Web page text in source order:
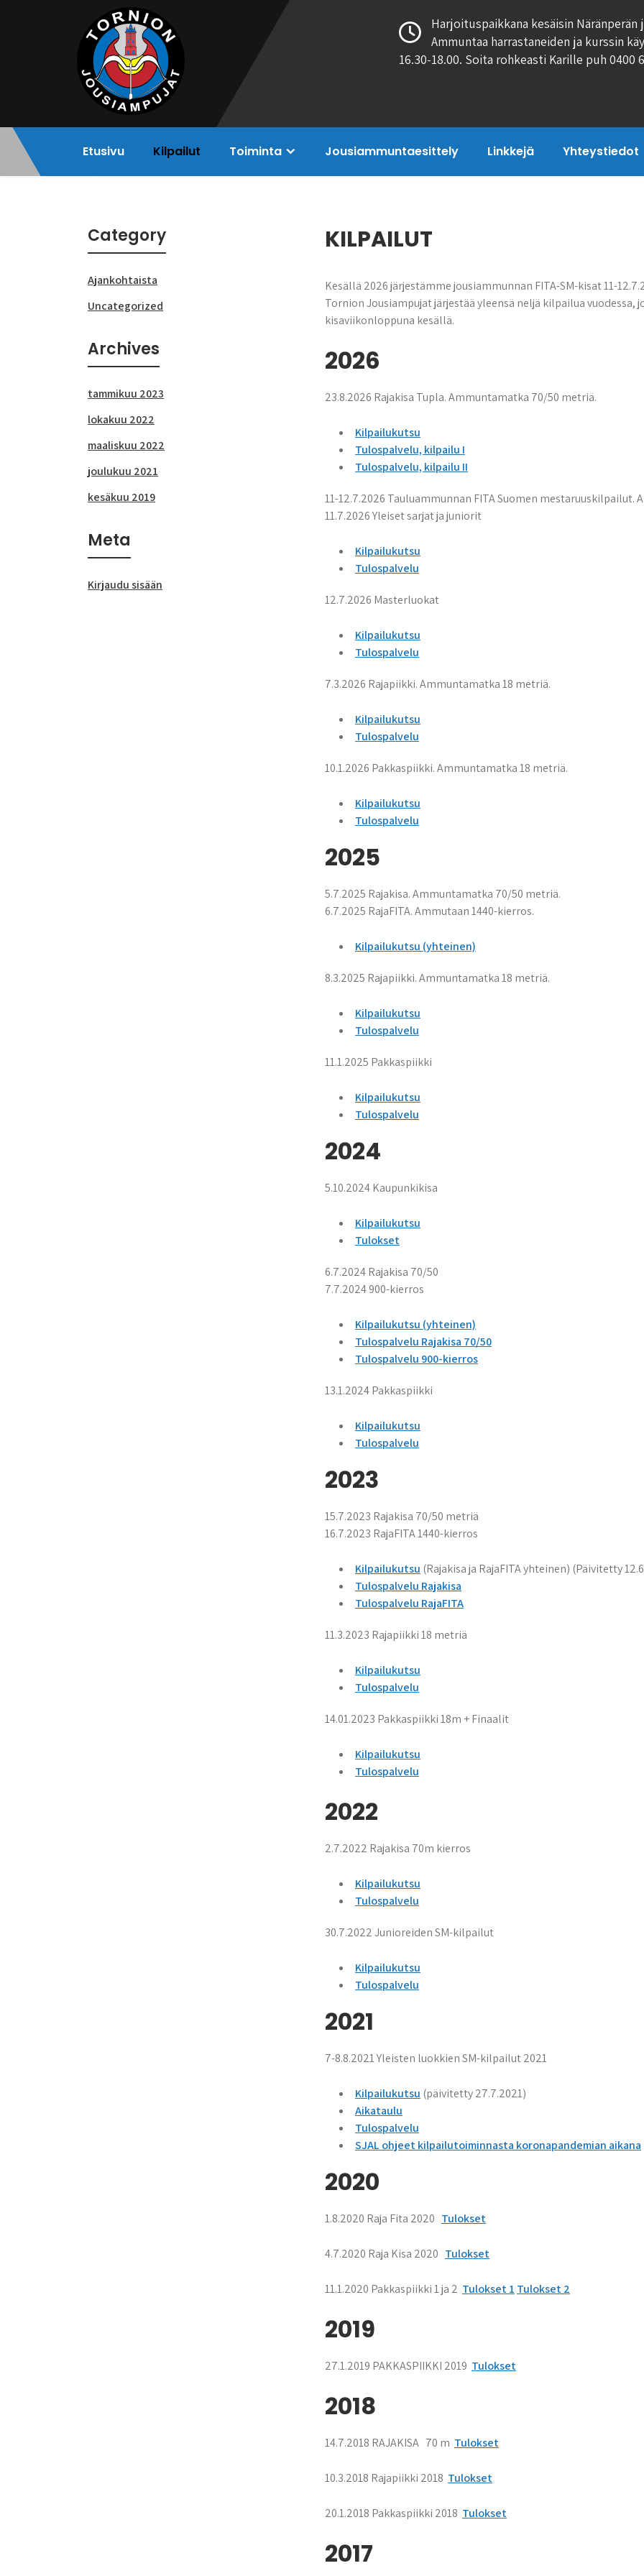
Harjoituspaikkana kesäisin
Ammuntaa harrastaneiden ja kurssin
16.30-18.00. Soita rohkeasti Karille puh 0400
Etusivu Kilpailut Toiminta Jousiammuntaesittely Linkkejä Yhteystiedot
KILPAILUT
Kesällä 2026 järjestämme jousiammunnan FITA-SM-kisat 11-
Tornion Jousiampujat järjestää yleensä neljä kilpailua vuodessa,
kisaviikonloppuna kesällä.
2026
23.8.2026 Rajakisa Tupla. Ammuntamatka 70/50 metriä.
Kilpailukutsu
Tulospalvelu, kilpailu I
Tulospalvelu, kilpailu II
11-12.7.2026 Tauluammunnan FITA Suomen mestaruuskilpailut.
11.7.2026 Yleiset sarjat ja juniorit
Kilpailukutsu
Tulospalvelu
12.7.2026 Masterluokat
Kilpailukutsu
Tulospalvelu
7.3.2026 Rajapiikki. Ammuntamatka 18 metriä.
Kilpailukutsu
Tulospalvelu
10.1.2026 Pakkaspiikki. Ammuntamatka 18 metriä.
Kilpailukutsu
Tulospalvelu
2025
5.7.2025 Rajakisa. Ammuntamatka 70/50 metriä.
6.7.2025 RajaFITA. Ammutaan 1440-kierros.
Kilpailukutsu (yhteinen)
8.3.2025 Rajapiikki. Ammuntamatka 18 metriä.
Kilpailukutsu
Tulospalvelu
11.1.2025 Pakkaspiikki
Kilpailukutsu
Tulospalvelu
2024
5.10.2024 Kaupunkikisa
Kilpailukutsu
Tulokset
6.7.2024 Rajakisa 70/50
7.7.2024 900-kierros
Kilpailukutsu (yhteinen)
Tulospalvelu Rajakisa 70/50
Tulospalvelu 900-kierros
13.1.2024 Pakkaspiikki
Kilpailukutsu
Tulospalvelu
2023
15.7.2023 Rajakisa 70/50 metriä
16.7.2023 RajaFITA 1440-kierros
Kilpailukutsu (Rajakisa ja RajaFITA yhteinen) (Päivitetty
Tulospalvelu Rajakisa
Tulospalvelu RajaFITA
11.3.2023 Rajapiikki 18 metriä
Kilpailukutsu
Tulospalvelu
14.01.2023 Pakkaspiikki 18m + Finaalit
Kilpailukutsu
Tulospalvelu
2022
2.7.2022 Rajakisa 70m kierros
Kilpailukutsu
Tulospalvelu
30.7.2022 Junioreiden SM-kilpailut
Kilpailukutsu
Tulospalvelu
2021
7-8.8.2021 Yleisten luokkien SM-kilpailut 2021
Kilpailukutsu (päivitetty 27.7.2021)
Aikataulu
Tulospalvelu
SJAL ohjeet kilpailutoiminnasta koronapandemian aikana
2020
1.8.2020 Raja Fita 2020 Tulokset
4.7.2020 Raja Kisa 2020 Tulokset
11.1.2020 Pakkaspiikki 1 ja 2 Tulokset 1 Tulokset 2
2019
27.1.2019 PAKKASPIIKKI 2019 Tulokset
2018
14.7.2018 RAJAKISA 70 m Tulokset
10.3.2018 Rajapiikki 2018 Tulokset
20.1.2018 Pakkaspiikki 2018 Tulokset
2017
Category
Ajankohtaista
Uncategorized
Archives
tammikuu 2023
lokakuu 2022
maaliskuu 2022
joulukuu 2021
kesäkuu 2019
Meta
Kirjaudu sisään